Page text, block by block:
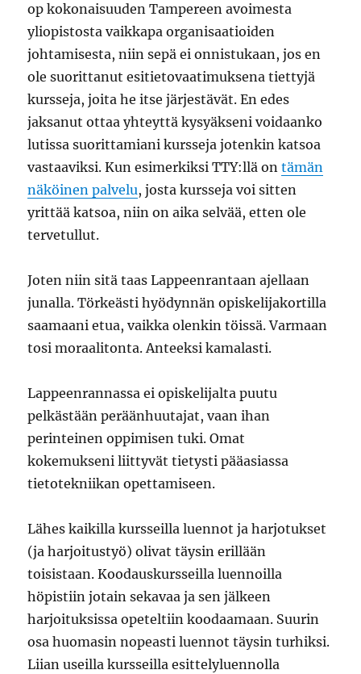
op kokonaisuuden Tampereen avoimesta
yliopistosta vaikkapa organisaatioiden
johtamisesta, niin sepä ei onnistukaan, jos en
ole suorittanut esitietovaatimuksena tiettyjä
kursseja, joita he itse järjestävät. En edes
jaksanut ottaa yhteyttä kysyäkseni voidaanko
lutissa suorittamiani kursseja jotenkin katsoa
vastaaviksi. Kun esimerkiksi TTY:llä ontämän
näköinen palvelu, josta kursseja voi sitten
yrittää katsoa, niin on aika selvää, etten ole
tervetullut.
Joten niin sitä taas Lappeenrantaan ajellaan
junalla. Törkeästi hyödynnän opiskelijakortilla
saamaani etua, vaikka olenkin töissä. Varmaan
tosi moraalitonta. Anteeksi kamalasti.
Lappeenrannassa ei opiskelijalta puutu
pelkästään peräänhuutajat, vaan ihan
perinteinen oppimisen tuki. Omat
kokemukseni liittyvät tietysti pääasiassa
tietotekniikan opettamiseen.
Lähes kaikilla kursseilla luennot ja harjotukset
(ja harjoitustyö) olivat täysin erillään
toisistaan. Koodauskursseilla luennoilla
höpistiin jotain sekavaa ja sen jälkeen
harjoituksissa opeteltiin koodaamaan. Suurin
osa huomasin nopeasti luennot täysin turhiksi.
Liian useilla kursseilla esittelyluennolla